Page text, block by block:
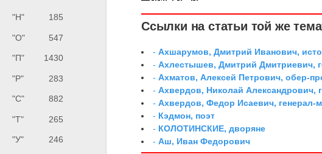
"Н" 185
"О" 547
"П" 1430
"Р" 283
"С" 882
"Т" 265
"У" 246
Ссылки на статьи той же
-Ахшарумов, Дмитрий Иванович,
-Ахлестышев, Дмитрий Дмитриевич,
-Ахматов, Алексей Петрович, обер-
-Ахвердов, Николай Александрович,
-Ахвердов, Федор Исаевич, генерал-
- Кэдмон, поэт
- КОЛОТИНСКИЕ, дворяне
-Аш, Иван Федорович